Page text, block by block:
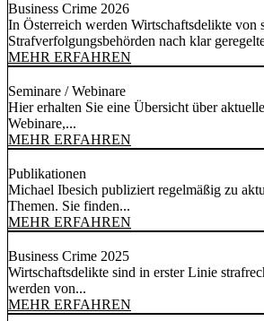
Business Crime 2026
In Österreich werden Wirtschaftsdelikte von
Strafverfolgungsbehörden nach klar
MEHR ERFAHREN
Seminare / Webinare
Hier erhalten Sie eine Übersicht über
Webinare,...
MEHR ERFAHREN
Publikationen
Michael Ibesich publiziert regelmäßig zu
Themen. Sie finden...
MEHR ERFAHREN
Business Crime 2025
Wirtschaftsdelikte sind in erster Linie
werden von...
MEHR ERFAHREN